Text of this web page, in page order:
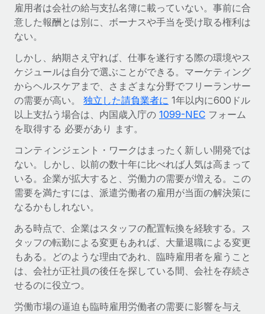
PEO
複雑な雇用関連業務を外部委託
インフラ
Remote統合
人事機能をワークフローにシームレスに統合する
プラットフォーム
接続
新しい
当社のMCPを使用して、あらゆるAIツールをRemoteに接続
統合
る
サービス
専門家に相談
グローバル人事・コンプライアンスの専門サポート
成長の段階
成長中の企業向けのアジャイルなグローバルHR・給与処理ソ
リューション
ミッドマーケット
カスタマイズされた人事ソリューションでチームを拡大する
企業
パートナーに登録
戦略的テクノロジーパートナー
パートナーとして登録
当社とのパートナーシップの可能性を検討する
Remote Build 近日リリース予定
統合とAI自動化に関するコンサルティング
グローバルな契約社員向けに、通貨オプションと支払スピー
ドを確認する
REMOTEで学習
リサーチおよびガイド
活用事例
HR用語集
チェックリストおよびテンプレート
職務内容ライブラリ
ウェビナー
イベント
ニュースルーム
給与・人材情報
Nederlands
Français
Deutsch
Español
Italiano
Português (Portugal)
日本語
한국어
中文（简体）
ログイン
雇用者は会社の給与支払名簿に載っていない。事前に合
意した報酬とは別に、ボーナスや手当を受け取る権利は
ない。
しかし、納期さえ守れば、仕事を遂行する際の環境やス
ケジュールは自分で選ぶことができる。マーケティング
からヘルスケアまで、さまざまな分野でフリーランサー
の需要が高い。 独立した請負業者に 1年以内に600ドル
以上支払う場合は、内国歳入庁の 1099-NEC フォーム
を取得する 必要があり ます。
コンティンジェント・ワークはまったく新しい開発では
ない。しかし、以前の数十年に比べれば人気は高まって
いる。企業が拡大すると、労働力の需要が増える。この
需要を満たすには、派遣労働者の雇用が当面の解決策に
なるかもしれない。
ある時点で、企業はスタッフの配置転換を経験する。ス
タッフの転勤による変更もあれば、大量退職による変更
もある。どのような理由であれ、臨時雇用者を雇うこと
は、会社が正社員の後任を探している間、会社を存続さ
せるのに役立つ。
労働市場の逼迫も臨時雇用労働者の需要に影響を与え